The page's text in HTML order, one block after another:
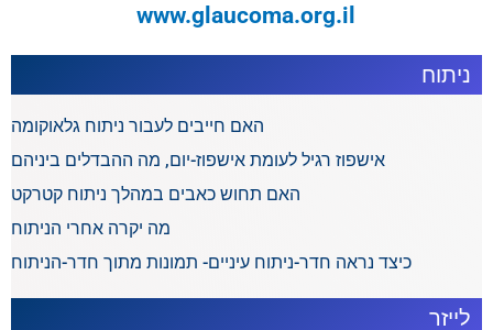
www.glaucoma.org.il
ניתוח
האם חייבים לעבור ניתוח גלאוקומה
אישפוז רגיל לעומת אישפוז-יום, מה ההבדלים ביניהם
האם תחוש כאבים במהלך ניתוח קטרקט
מה יקרה אחרי הניתוח
כיצד נראה חדר-ניתוח עיניים- תמונות מתוך חדר-הניתוח
לייזר